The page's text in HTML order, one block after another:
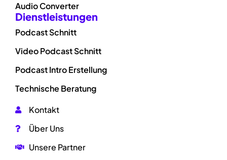
Audio Converter
Dienstleistungen
Podcast Schnitt
Video Podcast Schnitt
Podcast Intro Erstellung
Technische Beratung
Kontakt
Über Uns
Unsere Partner